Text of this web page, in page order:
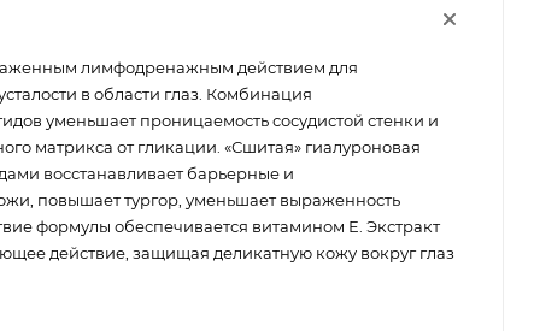
лимфодренажным действием для
в области глаз. Комбинация
уменьшает проницаемость сосудистой стенки и
матрикса от гликации. «Сшитая» гиалуроновая
восстанавливает барьерные и
повышает тургор, уменьшает выраженность
формулы обеспечивается витамином Е. Экстракт
действие, защищая деликатную кожу вокруг глаз